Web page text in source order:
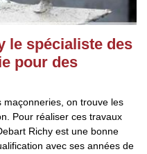
le spécialiste des
pour des
maçonneries, on trouve les
Pour réaliser ces travaux
Richy est une bonne
avec ses années de